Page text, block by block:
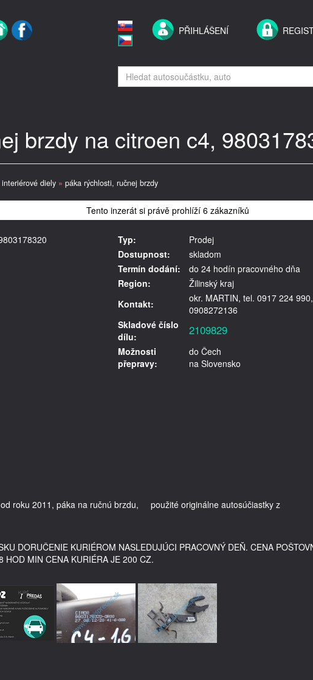
PŘIHLÁŠENÍ
brzdy na citroen c4,
interiérové diely » páka rýchlosti, ručnej brzdy
Tento inzerát si právě prohlíží 6 zákazníků
Typ:
Prodej
Dostupnost:
skladom
Termín dodání:
do 24 hodín pracovného dňa
Region:
Žilinský kraj
Kontakt:
okr. MARTIN, tel. 0917 224 990,
0908272136
Skladové číslo
dílu:
2109829
Možnosti
přepravy:
do Čech
na Slovensko
roku 2011, páka na ručnú brzdu,     použité originálne autosúčiastky z
DORUČENIE KURIÉROM NASLEDUJÚCI PRACOVNÝ DEŇ. CENA
HOD MIN CENA KURIÉRA JE 200 CZ.